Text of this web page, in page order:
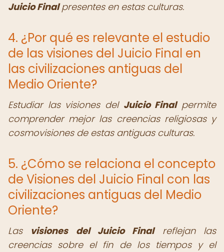
Juicio Finalpresentes en estas culturas.
4. ¿Por qué es relevante el estudio
de las visiones del Juicio Final en
las civilizaciones antiguas del
Medio Oriente?
Estudiar las visiones del Juicio Finalpermite
comprender mejor las creencias religiosas y
cosmovisiones de estas antiguas culturas.
5. ¿Cómo se relaciona el concepto
de Visiones del Juicio Final con las
civilizaciones antiguas del Medio
Oriente?
Las visiones del Juicio Finalreflejan las
creencias sobre el fin de los tiempos y el